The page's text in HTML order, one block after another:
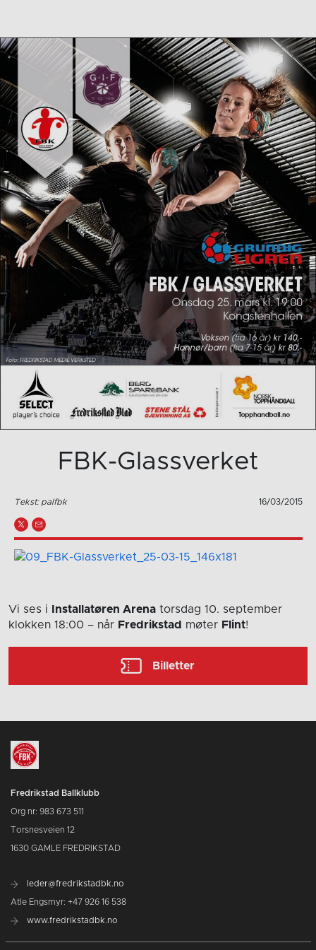
FBK-Glassverket
Tekst: palfbk 16/03/2015
Vi ses i Installatøren Arena torsdag 10. september
klokken 18:00 – når Fredrikstad møter Flint!
Billetter
Fredrikstad Ballklubb
Org nr: 983 673 511
Torsnesveien 12
1630 GAMLE FREDRIKSTAD
leder@fredrikstadbk.no
Atle Engsmyr: +47 926 16 538
www.fredrikstadbk.no